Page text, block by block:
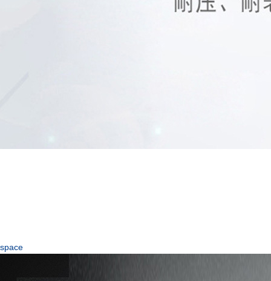
space